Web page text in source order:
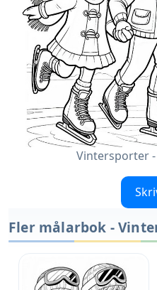
Vintersporter
Fler målarbok -